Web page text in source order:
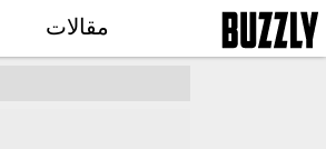
مقالات